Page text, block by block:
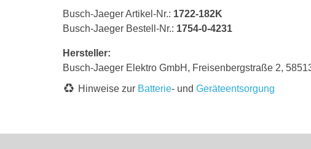
Busch-Jaeger Artikel-Nr.: 1722-182K
Busch-Jaeger Bestell-Nr.: 1754-0-4231
Hersteller:
Busch-Jaeger Elektro GmbH, Freisenbergstraße 2,
Hinweise zur Batterie- und Geräteentsorgung